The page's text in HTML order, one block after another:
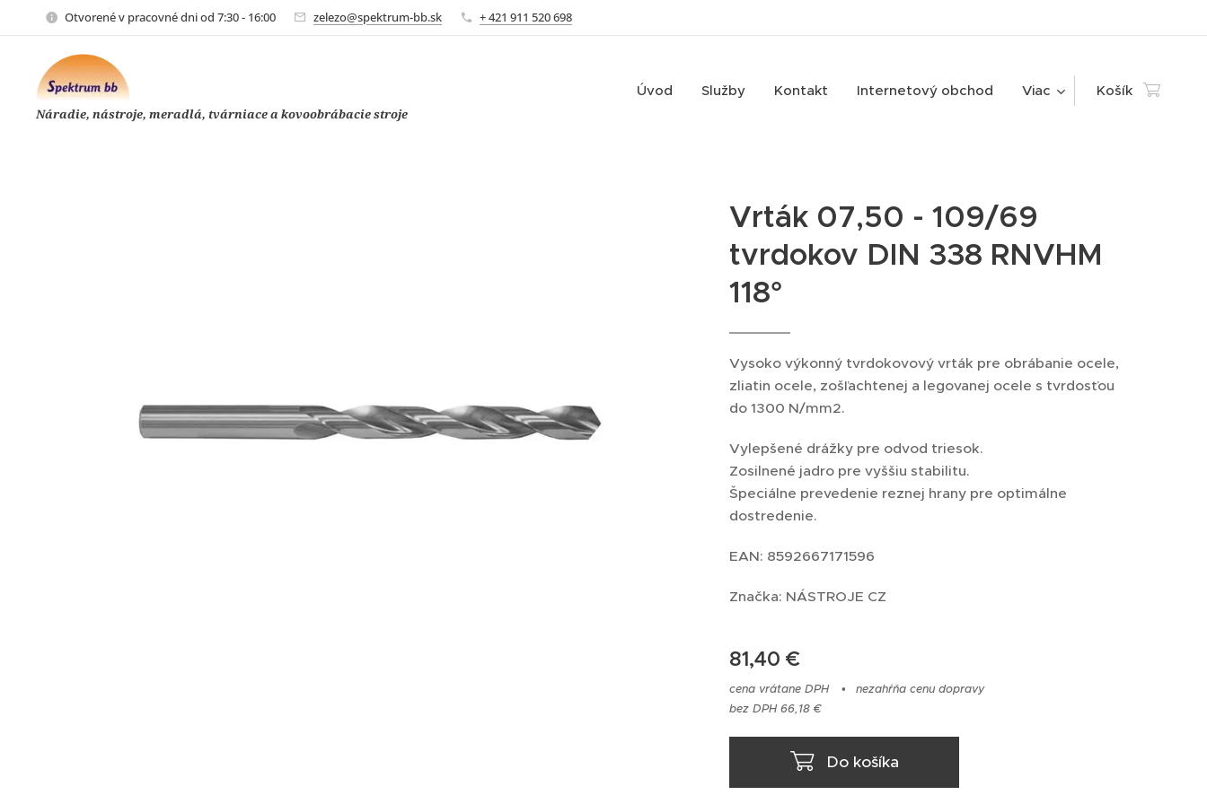
Otvorené v pracovné dni od 7:30 - 16:00 zelezo@spektrum-bb.sk + 421 911 520 698
Náradie, nástroje, meradlá, tvárniace a kovoobrábacie stroje
Úvod Služby Kontakt Internetový obchod Viac Košík
Vrták 07,50 - 109/69
tvrdokov DIN 338 RNVHM
118°
Vysoko výkonný tvrdokovový vrták pre obrábanie ocele,
zliatin ocele, zošľachtenej a legovanej ocele s tvrdosťou
do 1300 N/mm2.
Vylepšené drážky pre odvod triesok.
Zosilnené jadro pre vyššiu stabilitu.
Špeciálne prevedenie reznej hrany pre optimálne
dostredenie.
EAN: 8592667171596
Značka: NÁSTROJE CZ
81,40 €
cena vrátane DPH
nezahŕňa cenu dopravy
bez DPH 66,18 €
Do košíka